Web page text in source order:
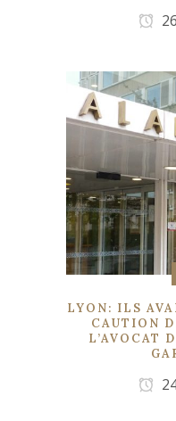
LYON: ILS
CAUTION
L’AVOCAT